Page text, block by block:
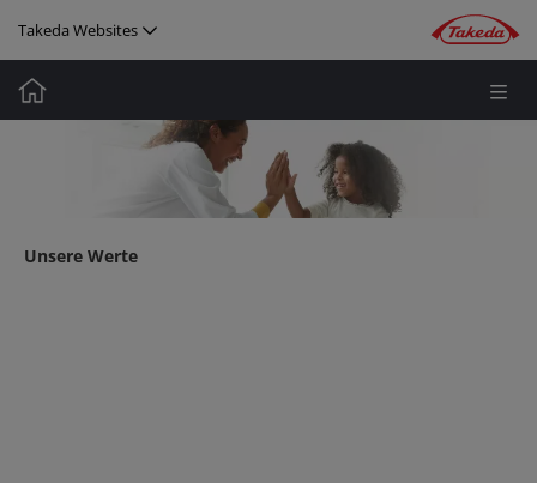
Takeda Websites
Media
Image
Unsere Werte